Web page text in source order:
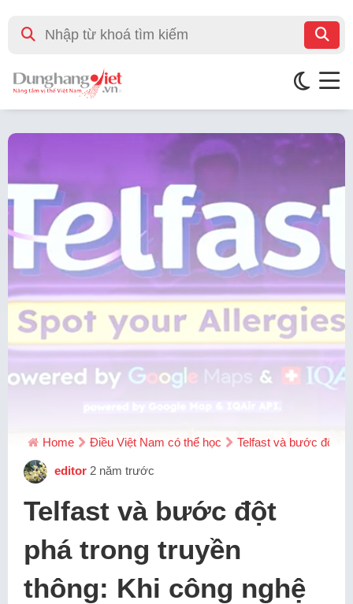
Home Điều Việt Nam có thể học Telfast và bước đột
editor 2 năm trước
Telfast và bước đột
phá trong truyền
thông: Khi công nghệ